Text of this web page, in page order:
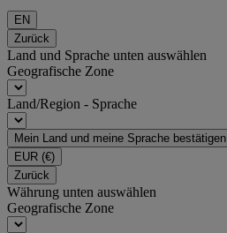
EN
Zurück
Land und Sprache unten auswählen
Geografische Zone
Land/Region - Sprache
Mein Land und meine Sprache bestätigen
EUR (€)
Zurück
Währung unten auswählen
Geografische Zone